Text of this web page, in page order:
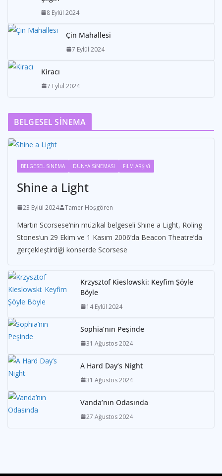
8 Eylül 2024
Çin Mahallesi
7 Eylül 2024
Kiracı
7 Eylül 2024
BELGESEL SİNEMA
BELGESEL SİNEMA DÜNYA SİNEMASI FİLM ARŞİVİ
Shine a Light
23 Eylül 2024 Tamer Hoşgören
Martin Scorsese‘nin müzikal belgeseli Shine a Light, Roling
Stones‘un 29 Ekim ve 1 Kasım 2006’da Beacon Theatre’da
gerçekleştirdiği konserde Scorsese
Krzysztof Kieslowski: Keyfim Şöyle
Böyle
14 Eylül 2024
Sophia’nın Peşinde
31 Ağustos 2024
A Hard Day’s Night
31 Ağustos 2024
Vanda’nın Odasında
27 Ağustos 2024